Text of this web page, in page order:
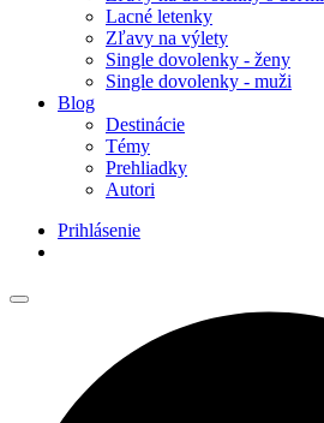
Lacné letenky
Zľavy na výlety
Single dovolenky - ženy
Single dovolenky - muži
Blog
Destinácie
Témy
Prehliadky
Autori
Prihlásenie